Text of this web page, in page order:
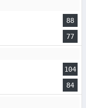
88
77
104
84